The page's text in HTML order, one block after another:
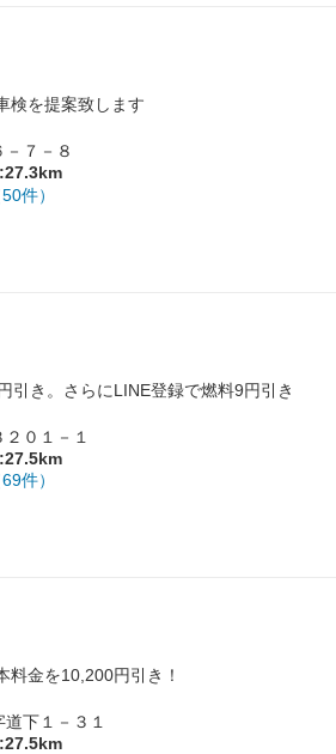
検を提案致します
７－８
:27.3km
50件）
引き。さらにLINE登録で燃料9円引き
０１－１
:27.5km
69件）
料金を10,200円引き！
下１－３１
:27.5km